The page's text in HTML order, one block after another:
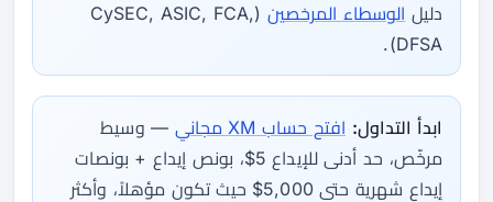
دليل الوسطاء المرخصين
(CySEC, ASIC, FCA,
DFSA).
ابدأ التداول: افتح حساب XM مجاني
— وسيط
مرخّص، حد أدنى للإيداع 5$، بونص إيداع + بونصات
إيداع شهرية حتى 5,000$ حيث تكون مؤهلاً، وأكثر